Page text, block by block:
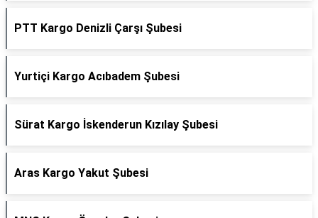
PTT Kargo Denizli Çarşı Şubesi
Yurtiçi Kargo Acıbadem Şubesi
Sürat Kargo İskenderun Kızılay Şubesi
Aras Kargo Yakut Şubesi